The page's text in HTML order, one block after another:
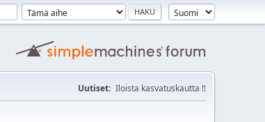
Uutiset: Iloista kasvatuskautta !!